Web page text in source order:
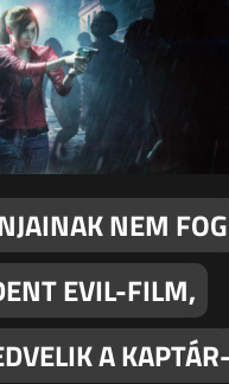
NEM FOG
EVIL-FILM,
A